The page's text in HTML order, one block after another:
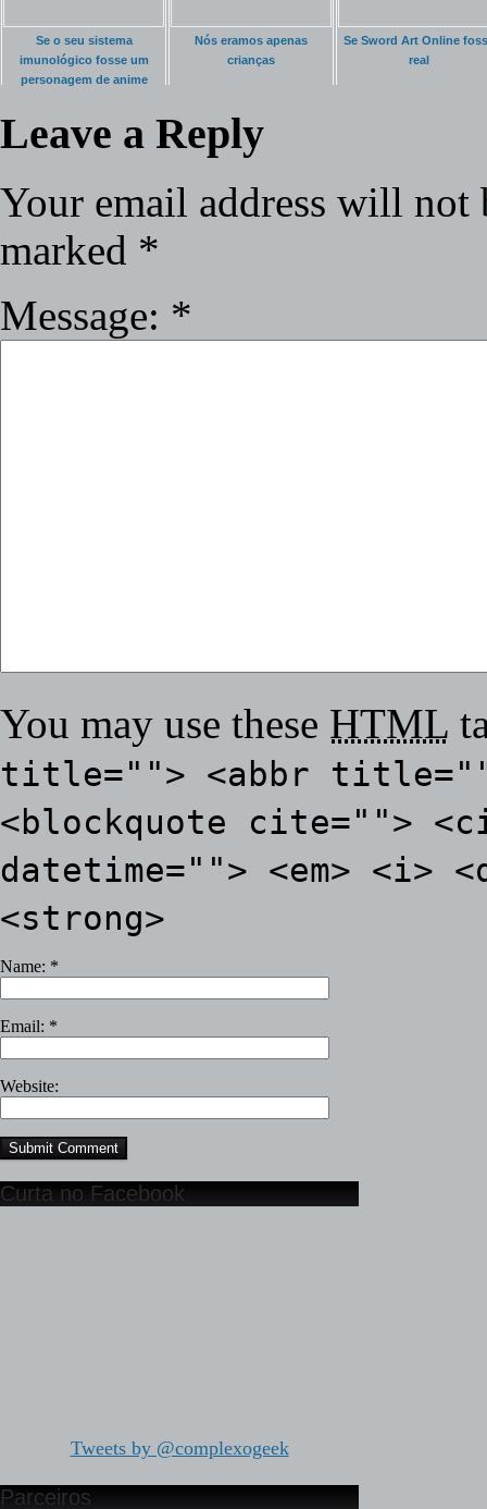
Se o seu sistema
imunológico fosse um
personagem de anime
Nós eramos apenas
crianças
Se Sword Art Online
real
Leave a Reply
Your email address will not
marked *
Message: *
You may use these HTML
title=""> <abbr
<blockquote cite="">
datetime=""> <em> <i>
<strong>
Name: *
Email: *
Website:
Curta no Facebook
Tweets by @complexogeek
Parceiros